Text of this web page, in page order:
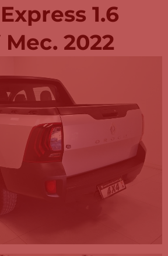
1.6
Mec. 2022